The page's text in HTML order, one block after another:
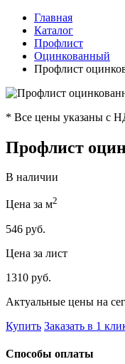
Главная
Каталог
Профлист
Оцинкованный
Профлист
* Все цены указаны с
Профлист
В наличии
Цена за м2
546 руб.
Цена за лист
1310 руб.
Актуальные цены на
Купить Заказать в 1
Способы оплаты